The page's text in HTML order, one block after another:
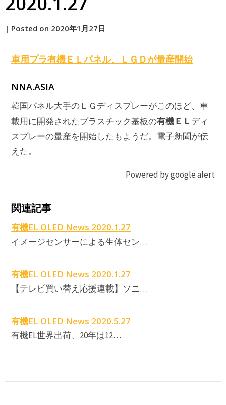
by
| Posted on 2020年1月27日
車用プラ有機ＥＬパネル、ＬＧＤが量産開始
NNA.ASIA
韓国パネル大手のＬＧディスプレーがこのほど、車
載用に開発されたプラスチック基板の有機ＥＬ ディ
スプレーの量産を開始したもようだ。電子新聞が伝
えた。
Powered by google alert
関連記事
有機EL OLED News 2020.1.27
イメージセンサーによる生体セン…
有機EL OLED News 2020.1.27
【テレビ買い替え応援連載】ソニ…
有機EL OLED News 2020.5.27
有機EL世界出荷、20年は12…